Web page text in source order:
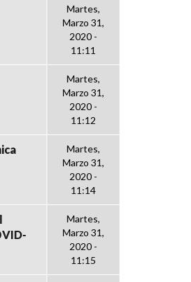
Martes,
Marzo 31,
2020 -
11:11
Martes,
Marzo 31,
2020 -
11:12
Martes,
Marzo 31,
2020 -
11:14
Martes,
Marzo 31,
2020 -
11:15